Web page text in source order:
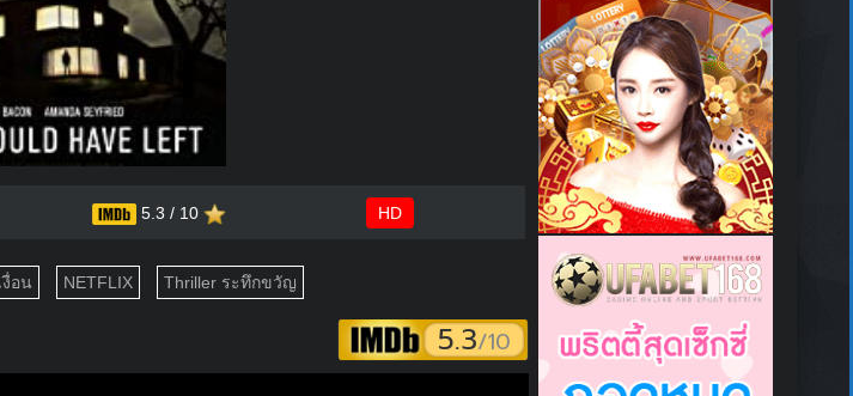
5.3 / 10 HD
อน NETFLIX Thriller ระทึกขวัญ
5.3/10